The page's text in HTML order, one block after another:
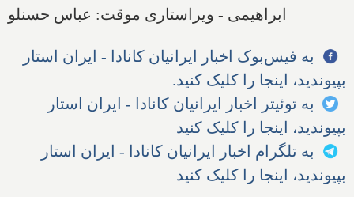
ابراهیمی - ویراستاری موقت: عباس حسنلو
به فیس‌بوک اخبار ایرانیان کانادا - ایران استار
بپیوندید، اینجا را کلیک کنید.
به توئیتر اخبار ایرانیان کانادا - ایران استار
بپیوندید، اینجا را کلیک کنید
به تلگرام اخبار ایرانیان کانادا - ایران استار
بپیوندید، اینجا را کلیک کنید